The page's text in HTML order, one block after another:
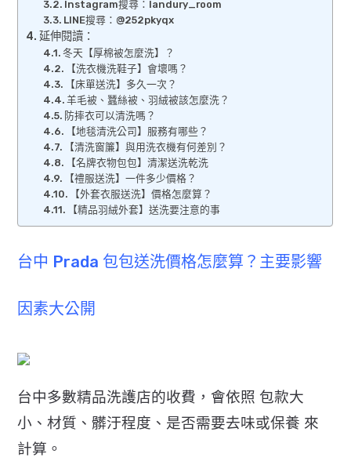
Instagram搜尋：landury_room
LINE搜尋：@252pkyqx
延伸閱讀：
冬天【厚棉被怎麼洗】？
【洗衣機洗鞋子】會壞嗎？
【床單送洗】多久一次？
羊毛被、蠶絲被、羽絨被該怎麼洗？
防摔衣可以清洗嗎？
【地毯清洗公司】服務有哪些？
【清洗窗簾】與用洗衣機有何差別？
【名牌衣物包包】清潔送洗乾洗
【禮服送洗】一件多少價格？
【外套衣服送洗】價格怎麼算？
【精品羽絨外套】送洗要注意的事
台中 Prada 包包送洗價格怎麼算？主要影響
因素大公開
台中多數精品洗護店的收費，會依照 包款大
小、材質、髒汙程度、是否需要去味或保養 來
計算。